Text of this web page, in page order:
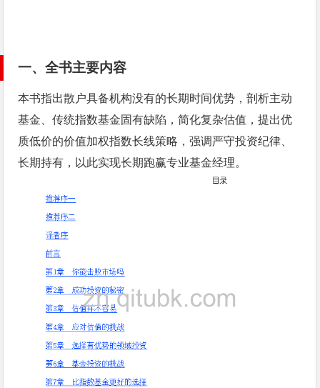
一、全书主要内容
本书指出散户具备机构没有的长期时间优势，剖析主动
基金、传统指数基金固有缺陷，简化复杂估值，提出优
质低价的价值加权指数长线策略，强调严守投资纪律、
长期持有，以此实现长期跑赢专业基金经理。